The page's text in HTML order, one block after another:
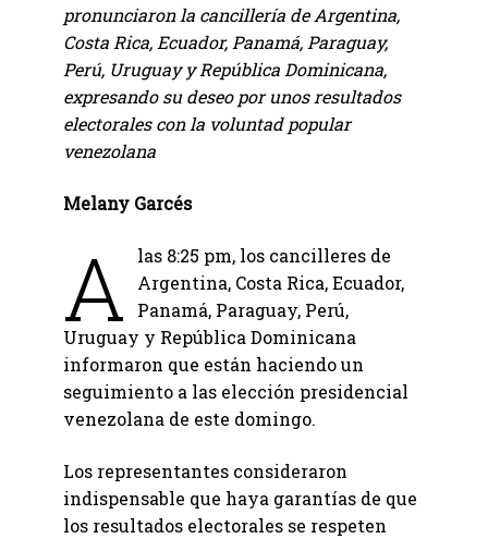
pronunciaron la cancillería de Argentina,
Costa Rica, Ecuador, Panamá, Paraguay,
Perú, Uruguay y República Dominicana,
expresando su deseo por unos resultados
electorales con la voluntad popular
venezolana
Melany Garcés
A
las 8:25 pm, los cancilleres de
Argentina, Costa Rica, Ecuador,
Panamá, Paraguay, Perú,
Uruguay y República Dominicana
informaron que están haciendo un
seguimiento a las elección presidencial
venezolana de este domingo.
Los representantes consideraron
indispensable que haya garantías de que
los resultados electorales se respeten